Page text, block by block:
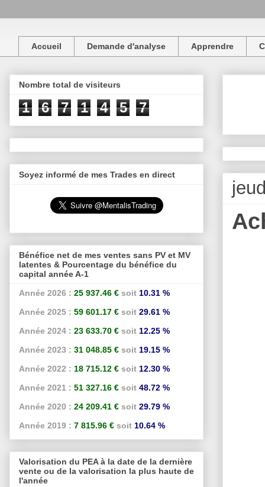
Accueil Demande d'analyse Apprendre
Nombre total de visiteurs
1 6 7 1 4 5 7
Soyez informé de mes Trades en direct
Bénéfice net de mes ventes sans PV et MV
latentes & Pourcentage du bénéfice du
capital année A-1
Année 2026 : 25 937.46 € soit 10.31 %
Année 2025 : 59 601.17 € soit 29.61 %
Année 2024 : 23 633.70 € soit 12.25 %
Année 2023 : 31 048.85 € soit 19.15 %
Année 2022 : 18 715.12 € soit 12.30 %
Année 2021 : 51 327.16 € soit 48.72 %
Année 2020 : 24 209.41 € soit 29.79 %
Année 2019 : 7 815.96 € soit 10.64 %
Valorisation du PEA à la date de la dernière
vente ou de la valorisation la plus haute de
l'année